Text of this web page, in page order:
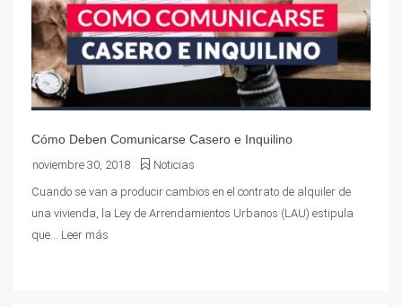
Cómo Deben Comunicarse Casero e Inquilino
noviembre 30, 2018
Noticias
Cuando se van a producir cambios en el contrato de alquiler de
una vivienda, la Ley de Arrendamientos Urbanos (LAU) estipula
que... Leer más